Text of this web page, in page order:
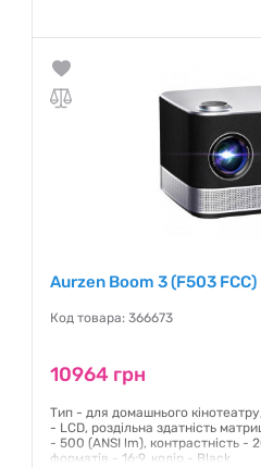
Гарантия:12 месяцев
Aurzen Boom 3 (F503 FCC)
Код товара: 366673
10964 грн
Тип - для домашнього
- LCD, роздільна здатність
- 500 (ANSI lm), контрастність -
форматів - 16:9, колір - Black